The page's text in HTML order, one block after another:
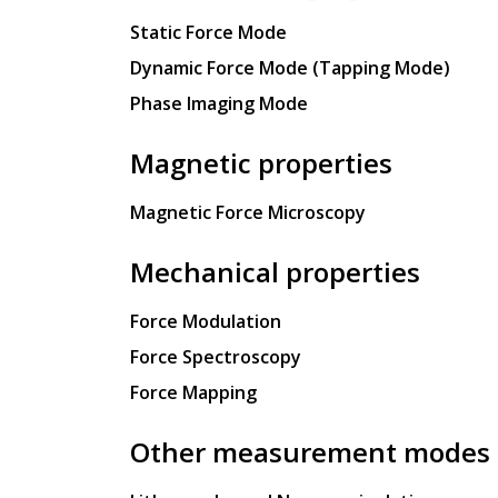
Static Force Mode
Dynamic Force Mode (Tapping Mode)
Phase Imaging Mode
Magnetic properties
Magnetic Force Microscopy
Mechanical properties
Force Modulation
Force Spectroscopy
Force Mapping
Other measurement modes